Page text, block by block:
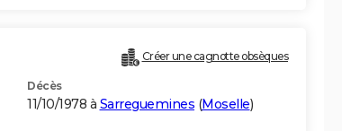
Créer une cagnotte obsèques
Décès
11/10/1978 à Sarreguemines (Moselle)